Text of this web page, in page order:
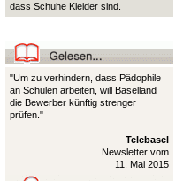
dass Schuhe Kleider sind.
"Um zu verhindern, dass Pädophile
an Schulen arbeiten, will Baselland
die Bewerber künftig strenger
prüfen."
Telebasel
Newsletter vom
11. Mai 2015